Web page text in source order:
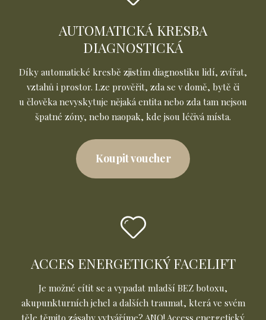
AUTOMATICKÁ KRESBA
DIAGNOSTICKÁ
Díky automatické kresbě zjistím diagnostiku lidí, zvířat,
vztahů i prostor. Lze prověřit, zda se v domě, bytě či
u člověka nevyskytuje nějaká entita nebo zda tam nejsou
špatné zóny, nebo naopak, kde jsou léčivá místa.
Koupit voucher
ACCES ENERGETICKÝ FACELIFT
Je možné cítit se a vypadat mladší BEZ botoxu,
akupunkturních jehel a dalších traumat, která ve svém
těle těmito zásahy vytváříme? ANO! Access energetický